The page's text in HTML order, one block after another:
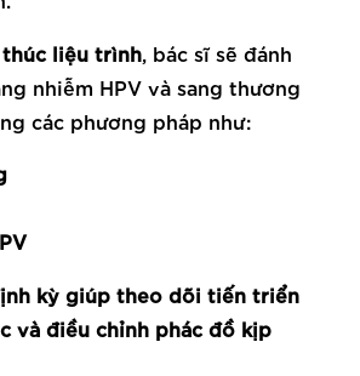
thúc liệu trình , bác sĩ sẽ đánh
nhiễm HPV và sang thương
các phương pháp như:
kỳ giúp theo dõi tiến triển
và điều chỉnh phác đồ kịp